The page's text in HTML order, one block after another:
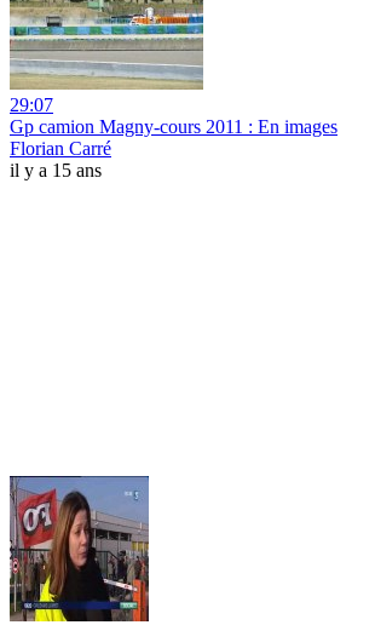
29:07
Gp camion Magny-cours 2011 : En images
Florian Carré
il y a 15 ans